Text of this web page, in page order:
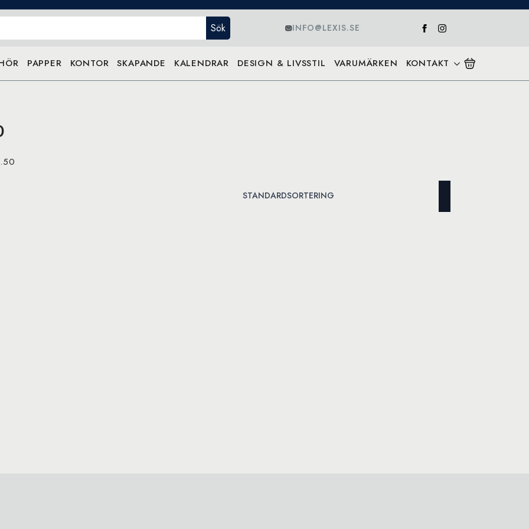
Sök INFO@LEXIS.SE
PAPPER KONTOR SKAPANDE KALENDRAR DESIGN & LIVSSTIL VARUMÄRKEN KONTAKT